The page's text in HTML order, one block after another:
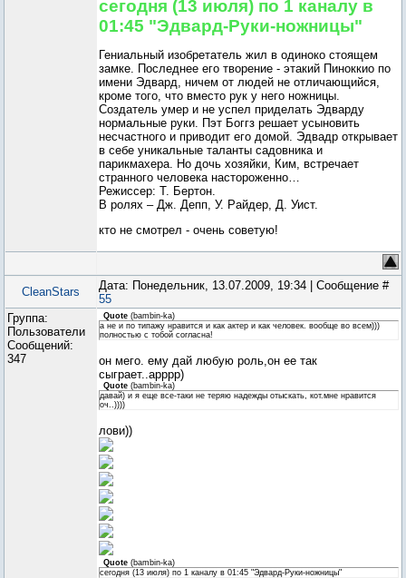
сегодня (13 июля) по 1 каналу в
01:45 "Эдвард-Руки-ножницы"
Гениальный изобретатель жил в одиноко стоящем
замке. Последнее его творение - этакий Пиноккио по
имени Эдвард, ничем от людей не отличающийся,
кроме того, что вместо рук у него ножницы.
Создатель умер и не успел приделать Эдварду
нормальные руки. Пэт Боггз решает усыновить
несчастного и приводит его домой. Эдвадр открывает
в себе уникальные таланты садовника и
парикмахера. Но дочь хозяйки, Ким, встречает
странного человека настороженно…
Режиссер: Т. Бертон.
В ролях – Дж. Депп, У. Райдер, Д. Уист.
кто не смотрел - очень советую!
CleanStars
Дата: Понедельник, 13.07.2009, 19:34 | Сообщение #
55
Группа:
Пользователи
Сообщений:
347
Quote (bambin-ka)
а не и по типажу нравится и как актер и как человек. вообще во всем)))
полностью с тобой согласна!
он мего. ему дай любую роль,он ее так
сыграет..арррр)
Quote (bambin-ka)
давай) и я еще все-таки не теряю надежды отыскать, кот.мне нравится
оч..))))
лови))
Quote (bambin-ka)
сегодня (13 июля) по 1 каналу в 01:45 "Эдвард-Руки-ножницы"